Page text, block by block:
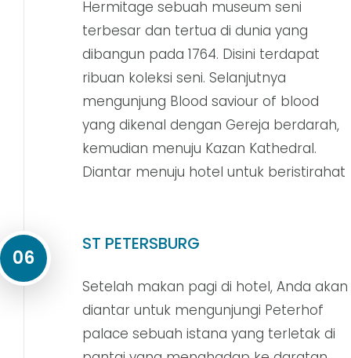
Hermitage sebuah museum seni
terbesar dan tertua di dunia yang
dibangun pada 1764. Disini terdapat
ribuan koleksi seni. Selanjutnya
mengunjung Blood saviour of blood
yang dikenal dengan Gereja berdarah,
kemudian menuju Kazan Kathedral.
Diantar menuju hotel untuk beristirahat
06
ST PETERSBURG
Setelah makan pagi di hotel, Anda akan
diantar untuk mengunjungi Peterhof
palace sebuah istana yang terletak di